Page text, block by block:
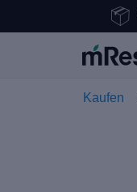
Kaufen